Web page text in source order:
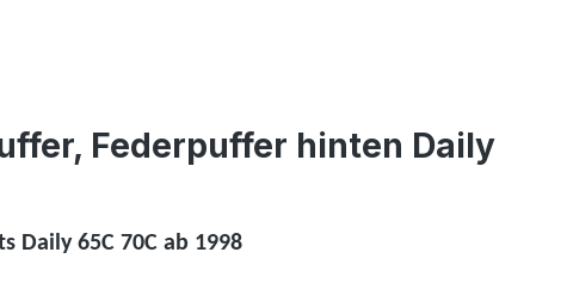
Federpuffer hinten Daily
Daily 65C 70C ab 1998